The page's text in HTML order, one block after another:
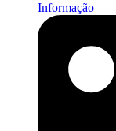
Informação